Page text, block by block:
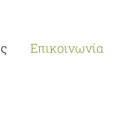
Επικοινωνία